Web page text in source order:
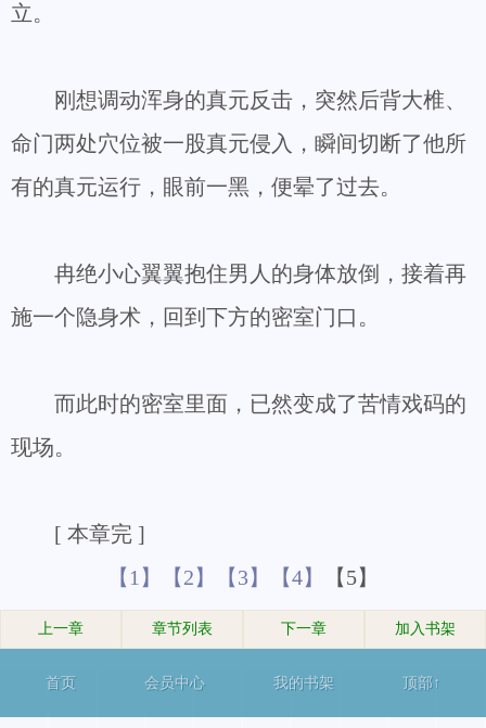
立。
刚想调动浑身的真元反击，突然后背大椎、
命门两处穴位被一股真元侵入，瞬间切断了他所
有的真元运行，眼前一黑，便晕了过去。
冉绝小心翼翼抱住男人的身体放倒，接着再
施一个隐身术，回到下方的密室门口。
而此时的密室里面，已然变成了苦情戏码的
现场。
[ 本章完 ]
【1】
【2】 【3】 【4】 【5】
上一章 章节列表 下一章 加入书架
首页 会员中心 我的书架 顶部↑